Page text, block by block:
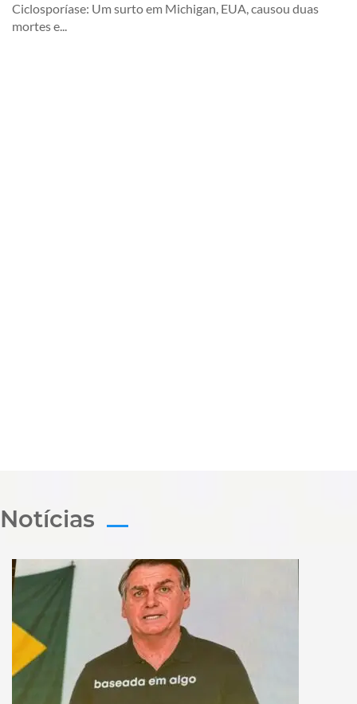
Ciclosporíase: Um surto em Michigan, EUA, causou duas
mortes e...
Notícias